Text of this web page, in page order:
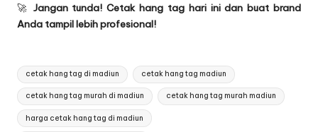
🚀 Jangan tunda! Cetak hang tag hari ini dan buat brand
Anda tampil lebih profesional!
Tags:
cetak hang tag di madiun cetak hang tag madiun
cetak hang tag murah di madiun cetak hang tag murah madiun
harga cetak hang tag di madiun